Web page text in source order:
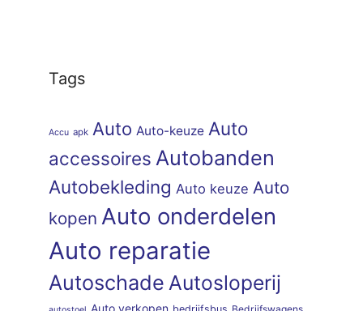
Tags
Accu apk Auto Auto-keuze Auto
accessoires Autobanden
Autobekleding Auto keuze Auto
kopen Auto onderdelen
Auto reparatie
Autoschade Autosloperij
Auto verkopen